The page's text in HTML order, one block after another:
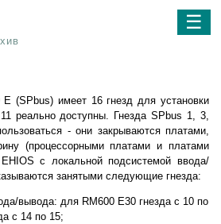
☰
(SPbus) имеет 16 гнезд для установки
реально доступны. Гнезда SPbus 1, 3,
- они закрываются платами,
(процессорными платами и платами
с локальной подсистемой ввода/
занятыми следующие гнезда:
вывода: для RM600 E30 гнезда с 10 по
с 14 по 15;